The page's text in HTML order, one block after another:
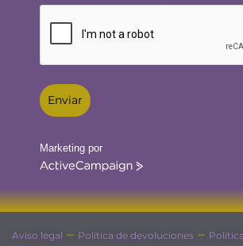
Enviar
Marketing por
ActiveCampaign
Aviso legal – Política de devoluciones –